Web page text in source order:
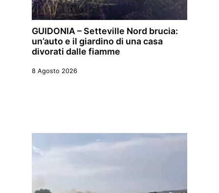
GUIDONIA – Setteville Nord brucia:
un’auto e il giardino di una casa
divorati dalle fiamme
8 Agosto 2026